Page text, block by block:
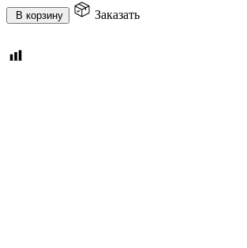
В корзину Заказать